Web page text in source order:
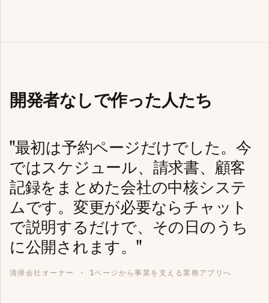
開発者なしで作った人たち
"最初は予約ページだけでした。今
ではスケジュール、請求書、顧客
記録をまとめた会社の中核システ
ムです。変更が必要ならチャット
で説明するだけで、その日のうち
に公開されます。"
清掃会社オーナー · 1ページから事業を支える業務アプリへ